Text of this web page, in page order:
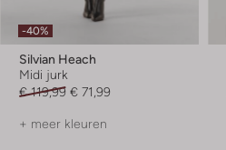
-40%
Silvian Heach
Midi jurk
€ 119,99 € 71,99
+ meer kleuren